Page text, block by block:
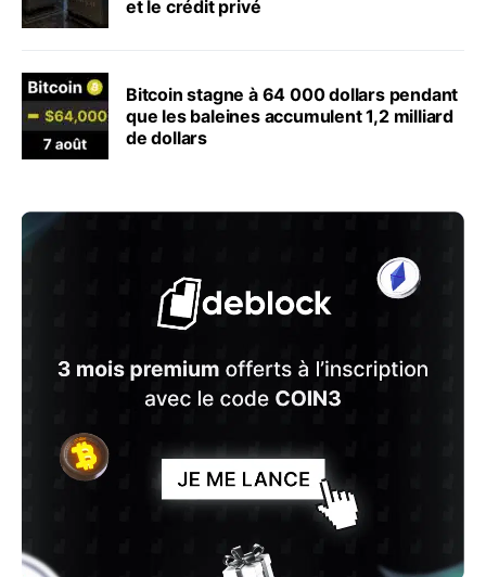
et le crédit privé
Bitcoin stagne à 64 000 dollars pendant
que les baleines accumulent 1,2 milliard
de dollars